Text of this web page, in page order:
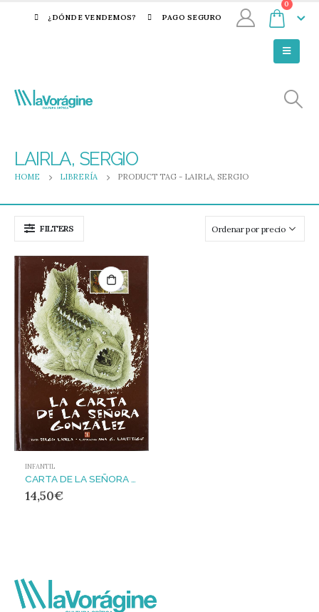
¿DÓNDE VENDEMOS? PAGO SEGURO
0
LAIRLA, SERGIO
HOME LIBRERÍA PRODUCT TAG - LAIRLA, SERGIO
FILTERS
INFANTIL
CARTA DE LA SEÑORA GONZALEZ, LA
14,50€